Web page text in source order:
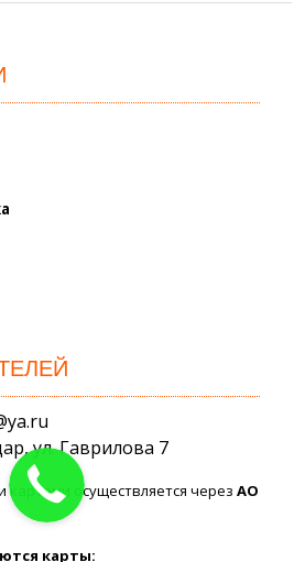
ул. Гаврилова 7
картами осуществляется черезАО
карты: